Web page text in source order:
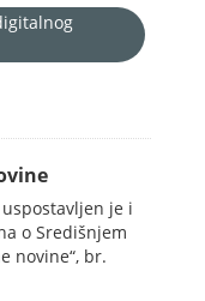
je i
o Središnjem
novine“, br.